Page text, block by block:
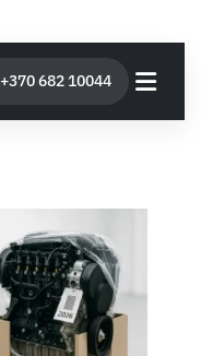
+370 682 10044